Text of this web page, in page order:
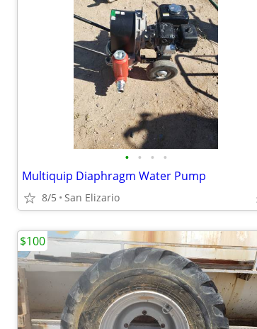
• • • •
Multiquip Diaphragm Water Pump
8/5 San Elizario
$100